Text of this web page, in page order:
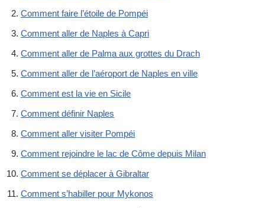
Comment faire l’étoile de Pompéi
Comment aller de Naples à Capri
Comment aller de Palma aux grottes du Drach
Comment aller de l’aéroport de Naples en ville
Comment est la vie en Sicile
Comment définir Naples
Comment aller visiter Pompéi
Comment rejoindre le lac de Côme depuis Milan
Comment se déplacer à Gibraltar
Comment s’habiller pour Mykonos